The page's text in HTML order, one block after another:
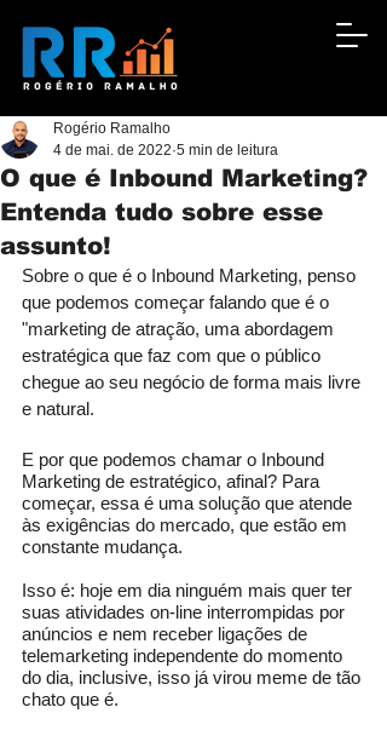
O que é Inbound Marketing?
Entenda tudo sobre esse
assunto!
Rogério Ramalho
4 de mai. de 2022 5 min de leitura
Sobre o que é o Inbound Marketing, penso
que podemos começar falando que é o
"marketing de atração, uma abordagem
estratégica que faz com que o público
chegue ao seu negócio de forma mais livre
e natural.
E por que podemos chamar o Inbound
Marketing de estratégico, afinal? Para
começar, essa é uma solução que atende
às exigências do mercado, que estão em
constante mudança.
Isso é: hoje em dia ninguém mais quer ter
suas atividades on-line interrompidas por
anúncios e nem receber ligações de
telemarketing independente do momento
do dia, inclusive, isso já virou meme de tão
chato que é.